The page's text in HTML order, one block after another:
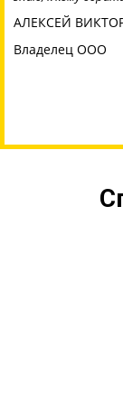
АЛЕКСЕЙ
Владелец ООО